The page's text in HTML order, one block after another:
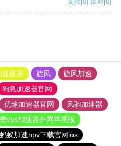
速度器 旋风
旋风加速
狗急加速器官网
优途加速器官网
风驰加速器
vps加速器外网苹果版
蚂蚁加速npv下载官网ios